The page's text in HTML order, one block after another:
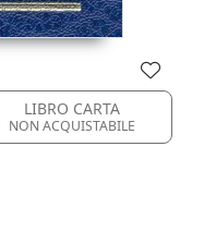
LIBRO CARTA
NON ACQUISTABILE